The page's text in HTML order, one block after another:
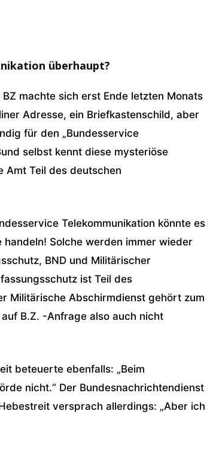
überhaupt?
machte sich erst Ende letzten Monats
Adresse, ein Briefkastenschild, aber
für den „Bundesservice
selbst kennt diese mysteriöse
Amt Teil des deutschen
Telekommunikation könnte es
Solche werden immer wieder
BND und Militärischer
ist Teil des
Militärische Abschirmdienst gehört zum
B.Z. -Anfrage also auch nicht
beteuerte ebenfalls: „Beim
nicht.“ Der Bundesnachrichtendienst
versprach allerdings: „Aber ich